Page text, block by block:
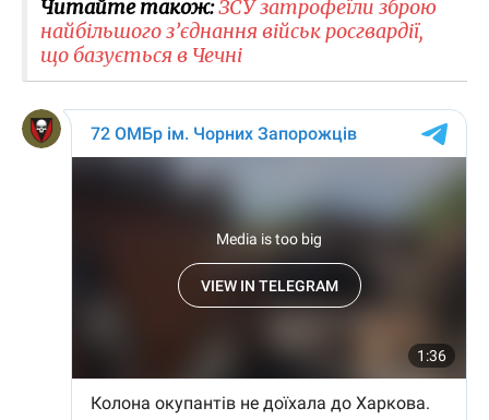
Читайте також:ЗСУ затрофеїли зброю
найбільшого з’єднання військ росгвардії,
що базується в Чечні